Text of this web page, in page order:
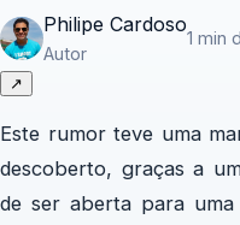
Philipe Cardoso
Autor
1 min
↗
Este rumor teve uma
descoberto, graças a
de ser aberta para